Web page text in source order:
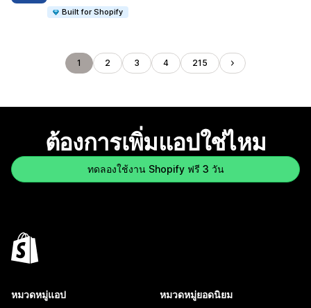
Built for Shopify
1 2 3 4 215
ต้องการเพิ่มแอปใช่ไหม
ทดลองใช้งาน Shopify ฟรี 3 วัน
หมวดหมู่แอป หมวดหมู่ยอดนิยม